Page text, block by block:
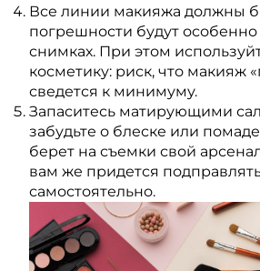
Все линии макияжа должны
погрешности будут
снимках. При этом
косметику: риск, что макияж
сведется к минимуму.
Запаситесь матирующими
забудьте о блеске или
берет на съемки свой
вам же придется
самостоятельно.